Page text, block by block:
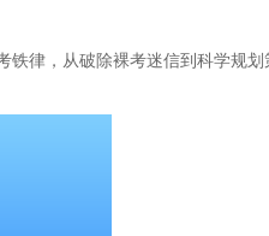
律，从破除裸考迷信到科学规划